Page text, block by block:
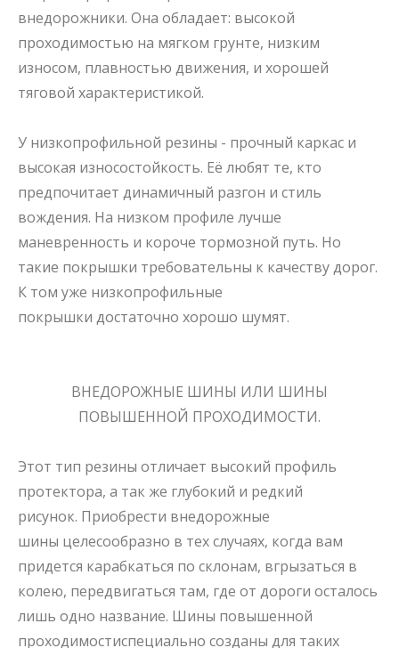
внедорожники. Она обладает: высокой
проходимостью на мягком грунте, низким
износом, плавностью движения, и хорошей
тяговой характеристикой.
У низкопрофильной резины - прочный каркас и
высокая износостойкость. Её любят те, кто
предпочитает динамичный разгон и стиль
вождения. На низком профиле лучше
маневренность и короче тормозной путь. Но
такие покрышки требовательны к качеству дорог.
К том уже низкопрофильные
покрышки достаточно хорошо шумят.
ВНЕДОРОЖНЫЕ ШИНЫ ИЛИ ШИНЫ
ПОВЫШЕННОЙ ПРОХОДИМОСТИ.
Этот тип резины отличает высокий профиль
протектора, а так же глубокий и редкий
рисунок. Приобрести внедорожные
шины целесообразно в тех случаях, когда вам
придется карабкаться по склонам, вгрызаться в
колею, передвигаться там, где от дороги осталось
лишь одно название. Шины повышенной
проходимостиспециально созданы для таких